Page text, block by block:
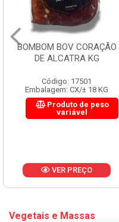
BOMBOM BOV CORAÇÃO
DE ALCATRA KG
Código: 17501
Embalagem: CX/± 18 KG
Produto de peso
variável
VER PREÇO
Vegetais e Massas